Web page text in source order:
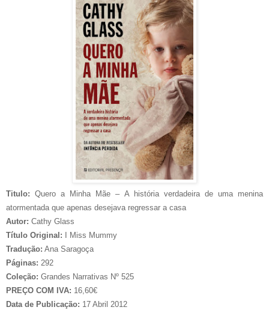
Titulo: Quero a Minha Mãe – A história verdadeira de uma menina
atormentada que apenas desejava regressar a casa
Autor: Cathy Glass
Título Original: I Miss Mummy
Tradução: Ana Saragoça
Páginas: 292
Coleção: Grandes Narrativas Nº 525
PREÇO COM IVA: 16,60€
Data de Publicação: 17 Abril 2012